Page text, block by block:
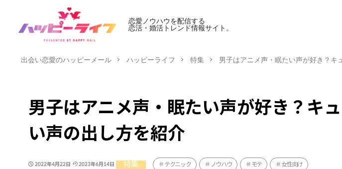
恋愛ノウハウを配信する
恋活・婚活トレンド情報サイト。
出会い恋愛のハッピーメール ハッピーライフ 特集 男子はアニメ声・眠たい声が好き？キ
男子はアニメ声・眠たい声が好き？キ
い声の出し方を紹介
2022年4月22日 2023年6月14日 特集 テクニック ノウハウ モテ 女性向け